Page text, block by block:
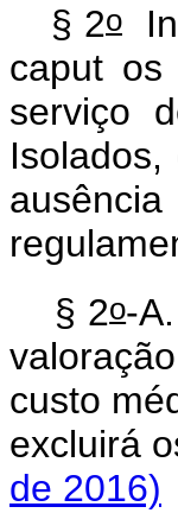
§ 2o
caput os
serviço
§ 2o-
custo
de 2016)